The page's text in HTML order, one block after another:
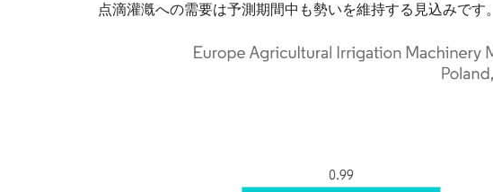
点滴灌漑への需要は予測期間中も勢いを維持する見込みです。